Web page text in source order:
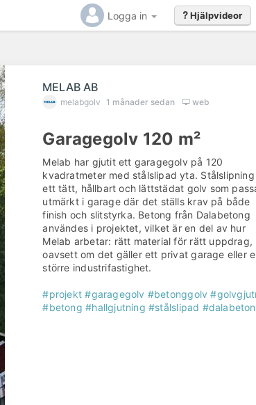
Logga in Hjälpvideor
MELAB AB
melabgolv 1 månader sedan web
Garagegolv 120 m²
Melab har gjutit ett garagegolv på 120
kvadratmeter med stålslipad yta.
ett tätt, hållbart och lättstädat golv som
utmärkt i garage där det ställs krav på både
finish och slitstyrka. Betong från Dalabetong
användes i projektet, vilket är en del av hur
Melab arbetar: rätt material för rätt uppdrag,
oavsett om det gäller ett privat garage eller
större industrifastighet.
#projekt #garagegolv #betonggolv
#betong #hallgjutning #stålslipad